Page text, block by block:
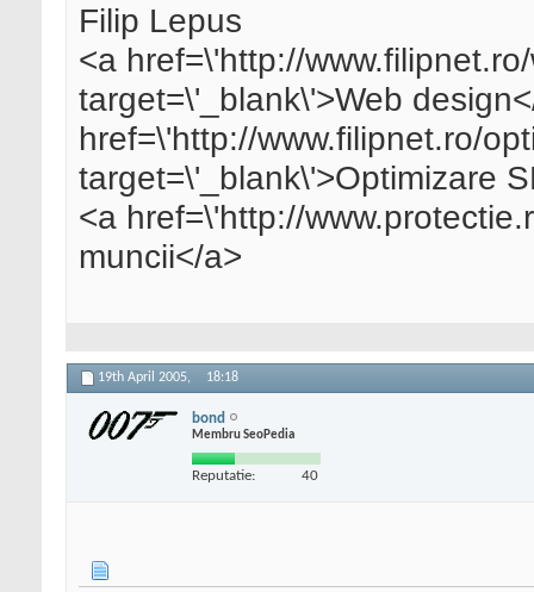
Filip Lepus
<a href=\'http://
target=\'_blank\'>Web
href=\'http://www.filipnet.ro/
target=\'_blank\'>Optimizare
<a href=\'http://
muncii</a>
19th April 2005, 18:18
bond
Membru SeoPedia
Reputatie: 40